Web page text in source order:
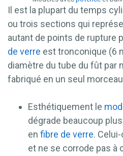
Il est la plupart du temps
ou trois sections qui
autant de points de rupture
de verre est tronconique (6
diamètre du tube du fût par
fabriqué en un seul
Esthétiquement le
dégrade beaucoup
en fibre de verre.
et ne se corrode pas à